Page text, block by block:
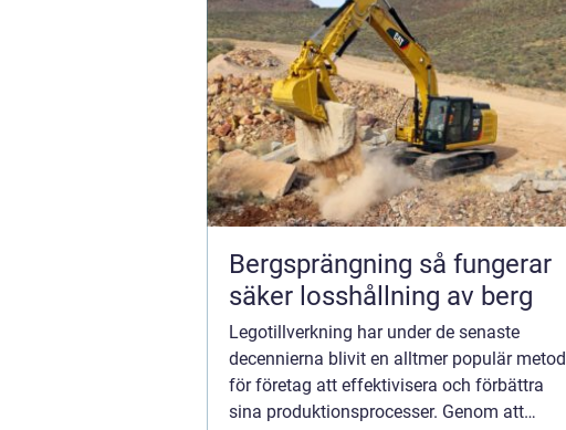
Bergsprängning så fungerar
säker losshållning av berg
Legotillverkning har under de senaste
decennierna blivit en alltmer populär metod
för företag att effektivisera och förbättra
sina produktionsprocesser. Genom att